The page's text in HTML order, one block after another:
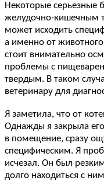
Некоторые серьезные
желудочно-кишечным
может исходить
а именно от
стоит внимательно
проблемы с
твердым. В таком
ветеринару для
Я заметила, что от
Однажды я закрыла
в помещение, сразу
специфическим. Я
исчезал. Он был
долго находиться с